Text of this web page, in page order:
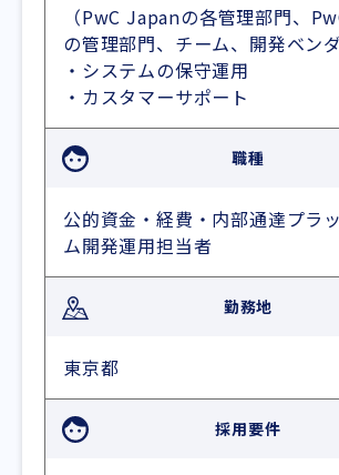
（PwC Japanの各管理部門、
の管理部門、チーム、開発ベンダ
・システムの保守運用
・カスタマーサポート
職種
公的資金・経費・内部通達プラ
ム開発運用担当者
勤務地
東京都
採用要件